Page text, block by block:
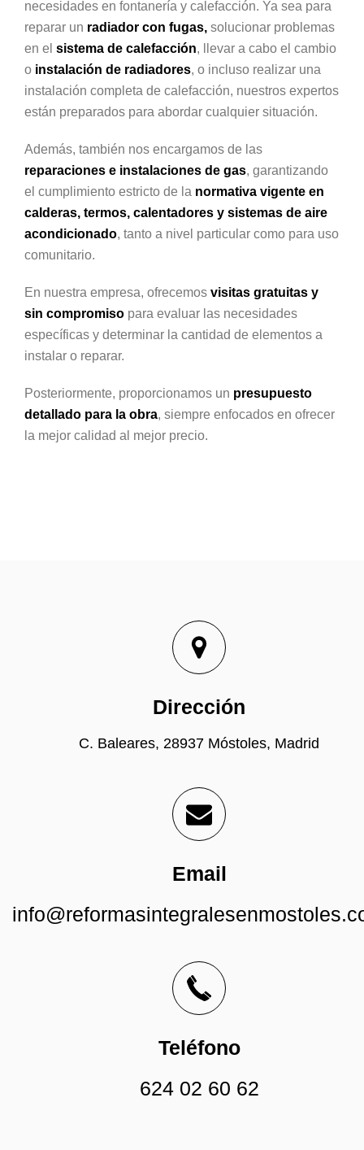
necesidades en fontanería y calefacción. Ya sea para
reparar un radiador con fugas, solucionar problemas
en el sistema de calefacción, llevar a cabo el cambio
o instalación de radiadores, o incluso realizar una
instalación completa de calefacción, nuestros expertos
están preparados para abordar cualquier situación.
Además, también nos encargamos de las
reparaciones e instalaciones de gas, garantizando
el cumplimiento estricto de la normativa vigente en
calderas, termos, calentadores y sistemas de aire
acondicionado, tanto a nivel particular como para uso
comunitario.
En nuestra empresa, ofrecemos visitas gratuitas y
sin compromiso para evaluar las necesidades
específicas y determinar la cantidad de elementos a
instalar o reparar.
Posteriormente, proporcionamos un presupuesto
detallado para la obra, siempre enfocados en ofrecer
la mejor calidad al mejor precio.
Dirección
C. Baleares, 28937 Móstoles, Madrid
Email
Teléfono
624 02 60 62